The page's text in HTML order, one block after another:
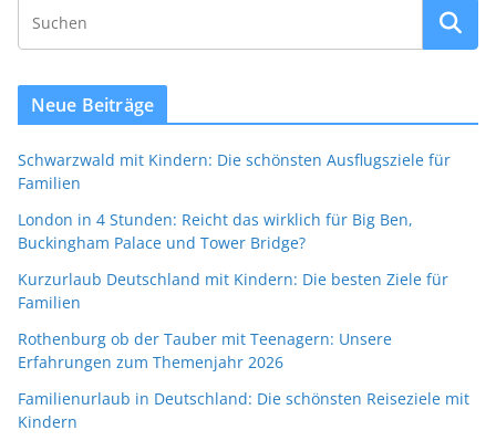
Neue Beiträge
Schwarzwald mit Kindern: Die schönsten Ausflugsziele für
Familien
London in 4 Stunden: Reicht das wirklich für Big Ben,
Buckingham Palace und Tower Bridge?
Kurzurlaub Deutschland mit Kindern: Die besten Ziele für
Familien
Rothenburg ob der Tauber mit Teenagern: Unsere
Erfahrungen zum Themenjahr 2026
Familienurlaub in Deutschland: Die schönsten Reiseziele mit
Kindern